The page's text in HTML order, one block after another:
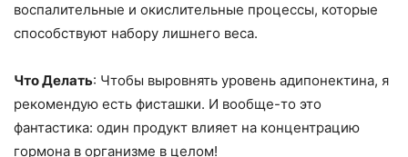
воспалительные и окислительные процессы, которые
способствуют набору лишнего веса.
Что Делать: Чтобы выровнять уровень адипонектина, я
рекомендую есть фисташки. И вообще-то это
фантастика: один продукт влияет на концентрацию
гормона в организме в целом!